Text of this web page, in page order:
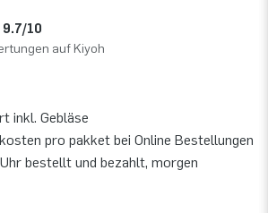
9.7/10
auf Kiyoh
inkl. Gebläse
pro pakket bei Online Bestellungen
bestellt und bezahlt, morgen